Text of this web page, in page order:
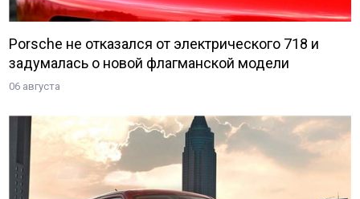
Porsche не отказался от электрического 718 и
задумалась о новой флагманской модели
06 августа